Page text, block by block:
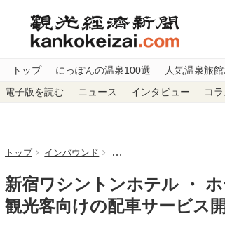
トップ にっぽんの温泉100選 人気温泉旅
電子版を読む ニュース インタビュー コ
トップ インバウンド 新宿ワシントンホテル ・
新宿ワシントンホテル ・
観光客向けの配車サービス